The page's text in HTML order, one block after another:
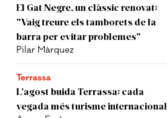
El Gat Negre, un clàssic renovat:
"Vaig treure els tamborets de la
barra per evitar problemes"
Pilar Màrquez
Terrassa
L’agost buida Terrassa: cada
vegada més turisme internacional